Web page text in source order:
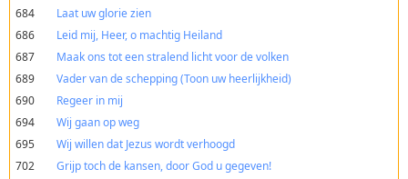
684
Laat uw glorie zien
686
Leid mij, Heer, o machtig Heiland
687
Maak ons tot een stralend licht voor de volken
689
Vader van de schepping (Toon uw heerlijkheid)
690
Regeer in mij
694
Wij gaan op weg
695
Wij willen dat Jezus wordt verhoogd
702
Grijp toch de kansen, door God u gegeven!